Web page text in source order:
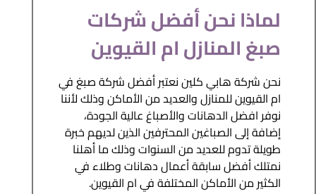
لماذا نحن أفضل شركات
صبغ المنازل ام القيوين
نحن شركة هابي كلين نعتبر أفضل شركة صبغ في
ام القيوين للمنازل والعديد من الأماكن وذلك لأننا
نوفر افضل الدهانات والأصباغ عالية الجودة،
إضافة إلى الصباغين المحترفين الذين لديهم خبرة
طويلة تدوم للعديد من السنوات وذلك ما أهلنا
نمتلك أفضل سابقة أعمال دهانات وطلاء في
الكثير من الأماكن المختلفة في ام القيوين.